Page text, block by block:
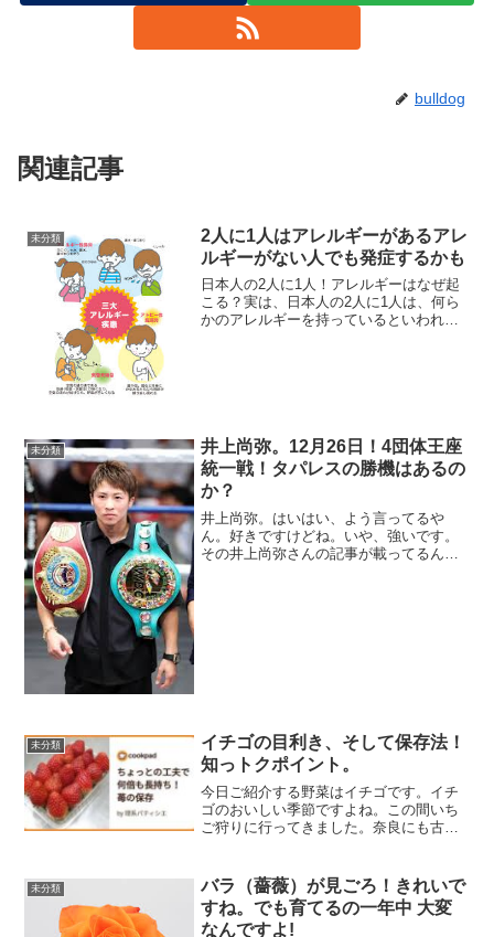
bulldog
関連記事
未分類
2人に1人はアレルギーがあるアレ
ルギーがない人でも発症するかも
日本人の2人に1人！アレルギーはなぜ起
こる？実は、日本人の2人に1人は、何ら
かのアレルギーを持っているといわれて
未分類
井上尚弥。12月26日！4団体王座
統一戦！タパレスの勝機はあるの
か？
井上尚弥。はいはい、よう言ってるや
ん。好きですけどね。いや、強いです。
その井上尚弥さんの記事が載ってるんで
未分類
イチゴの目利き、そして保存法！
知っトクポイント。
今日ご紹介する野菜はイチゴです。イチ
ゴのおいしい季節ですよね。この間いち
ご狩りに行ってきました。奈良にも古都
種がありますよね。栃木県の とちおとめ
とか、そして愛知県のア...
未分類
バラ（薔薇）が見ごろ！きれいで
すね。でも育てるの一年中 大変
なんですよ!